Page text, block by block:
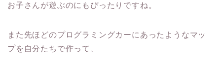
お子さんが遊ぶのにもぴったりですね。
また先ほどのプログラミングカーにあったようなマッ
プを自分たちで作って、